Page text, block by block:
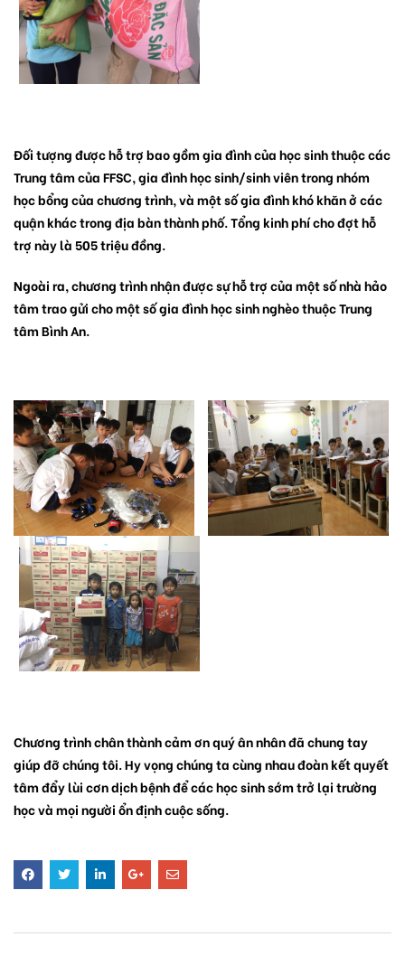
Đối tượng được hỗ trợ bao gồm gia đình của học sinh thuộc các
Trung tâm của FFSC, gia đình học sinh/sinh viên trong nhóm
học bổng của chương trình, và một số gia đình khó khăn ở các
quận khác trong địa bàn thành phố. Tổng kinh phí cho đợt hỗ
trợ này là 505 triệu đồng.
Ngoài ra, chương trình nhận được sự hỗ trợ của một số nhà hảo
tâm trao gửi cho một số gia đình học sinh nghèo thuộc Trung
tâm Bình An.
Chương trình chân thành cảm ơn quý ân nhân đã chung tay
giúp đỡ chúng tôi. Hy vọng chúng ta cùng nhau đoàn kết quyết
tâm đẩy lùi cơn dịch bệnh để các học sinh sớm trở lại trường
học và mọi người ổn định cuộc sống.